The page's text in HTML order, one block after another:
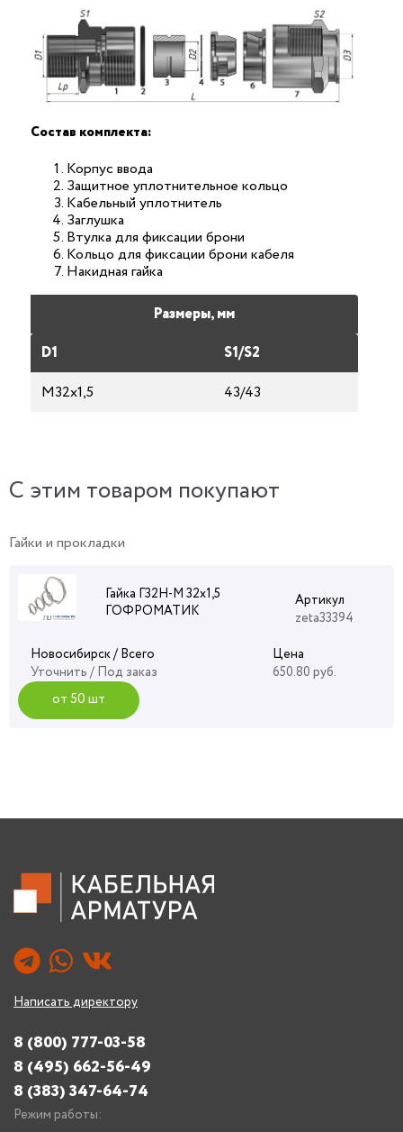
Состав комплекта:
Корпус ввода
Защитное уплотнительное кольцо
Кабельный уплотнитель
Заглушка
Втулка для фиксации брони
Кольцо для фиксации брони кабеля
Накидная гайка
Размеры, мм
D1
S1/S2
М32х1,5
43/43
C этим товаром покупают
Гайки и прокладки
Гайка Г32Н-М 32х1,5
ГОФРОМАТИК
Артикул
zeta33394
Новосибирск / Всего
Уточнить / Под заказ
Цена
650.80 руб.
от 50 шт
Написать директору
8 (800) 777-03-58
8 (495) 662-56-49
8 (383) 347-64-74
Режим работы: